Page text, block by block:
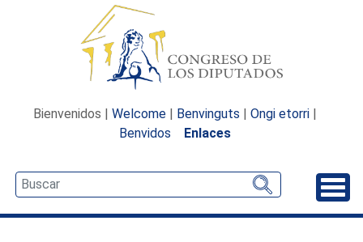
Bienvenidos | Welcome | Benvinguts | Ongi etorri |
Benvidos
Enlaces